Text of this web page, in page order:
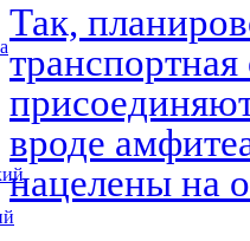
Так,
вроде
нацелены на